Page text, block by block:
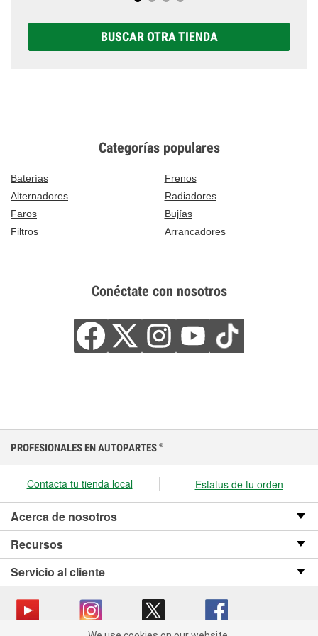
BUSCAR OTRA TIENDA
Categorías populares
Baterías
Frenos
Alternadores
Radiadores
Faros
Bujías
Filtros
Arrancadores
Conéctate con nosotros
PROFESIONALES EN AUTOPARTES ®
Contacta tu tienda local Estatus de tu orden
Acerca de nosotros
Recursos
Servicio al cliente